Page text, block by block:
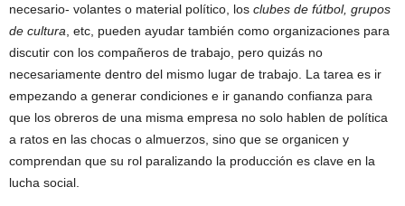
necesario- volantes o material político, los clubes de fútbol, grupos
de cultura , etc, pueden ayudar también como organizaciones para
discutir con los compañeros de trabajo, pero quizás no
necesariamente dentro del mismo lugar de trabajo. La tarea es ir
empezando a generar condiciones e ir ganando confianza para
que los obreros de una misma empresa no solo hablen de política
a ratos en las chocas o almuerzos, sino que se organicen y
comprendan que su rol paralizando la producción es clave en la
lucha social.